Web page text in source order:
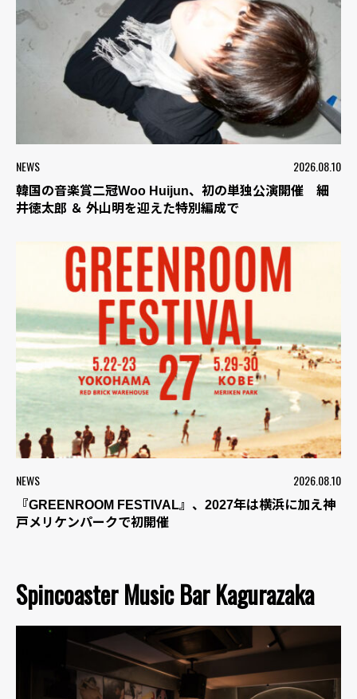
NEWS 2026.08.10
韓国の音楽賞二冠Woo Huijun、初の単独公演開催 細
井徳太郎 ＆ 外山明を迎えた特別編成で
NEWS 2026.08.10
『GREENROOM FESTIVAL』、2027年は横浜に加え神
戸メリケンパークで初開催
Spincoaster Music Bar Kagurazaka